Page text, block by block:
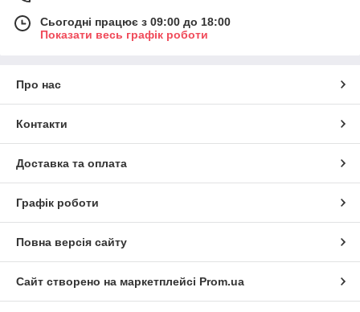
Сьогодні працює з 09:00 до 18:00
Показати весь графік роботи
Про нас
Контакти
Доставка та оплата
Графік роботи
Повна версія сайту
Сайт створено на маркетплейсі Prom.ua